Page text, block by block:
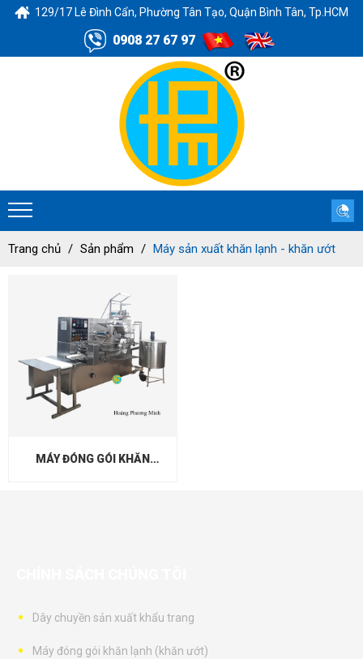
129/17 Lê Đình Cẩn, Phường Tân Tạo, Quận Bình Tân, Tp.HCM
0908 27 67 97
Trang chủ Sản phẩm Máy sản xuất khăn lạnh - khăn ướt
MÁY ĐÓNG GÓI KHĂN
Dây chuyền sản xuất khẩu trang
Máy đóng gói khăn lạnh (khăn ướt)